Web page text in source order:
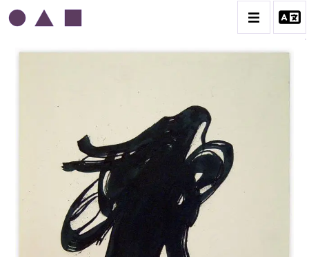
EDGAR STOËBEL
BIOGRAPHIE
CATALOGUE DES OEUVRES
CONTACT